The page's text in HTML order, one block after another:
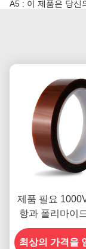
A5 : 이 제품은 당신
제품 필요
항과 폴리마이
최상의 가격을